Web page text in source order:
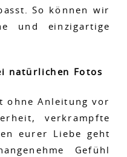
So können wir
und einzigartige
natürlichen Fotos
ohne Anleitung vor
verkrampfte
eurer Liebe geht
Gefühl